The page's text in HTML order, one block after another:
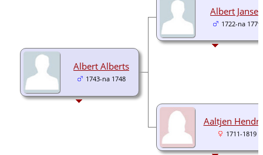
Albert Alberts
1743-na 1748
Albert Jansen
1722-na 1779
Aaltjen
1711-1819